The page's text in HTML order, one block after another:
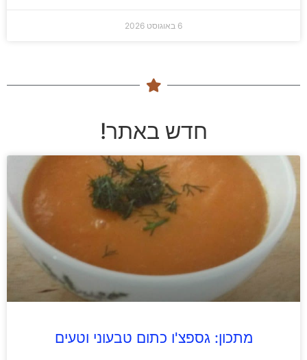
6 באוגוסט 2026
חדש באתר!
מתכון: גספצ'ו כתום טבעוני וטעים